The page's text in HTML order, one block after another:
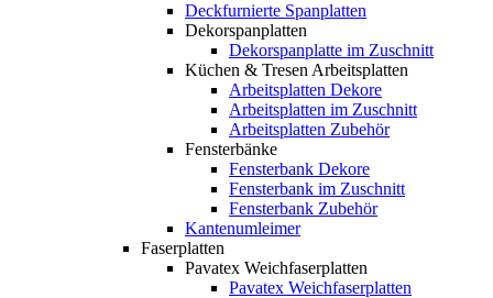
Deckfurnierte Spanplatten
Dekorspanplatten
Dekorspanplatte im Zuschnitt
Küchen & Tresen Arbeitsplatten
Arbeitsplatten Dekore
Arbeitsplatten im Zuschnitt
Arbeitsplatten Zubehör
Fensterbänke
Fensterbank Dekore
Fensterbank im Zuschnitt
Fensterbank Zubehör
Kantenumleimer
Faserplatten
Pavatex Weichfaserplatten
Pavatex Weichfaserplatten